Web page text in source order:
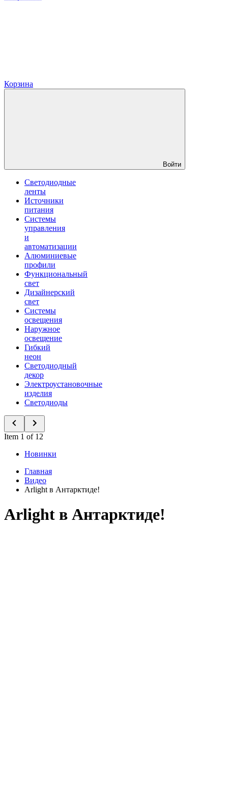
Корзина
Войти
Светодиодные
ленты
Источники
питания
Системы
управления
и
автоматизации
Алюминиевые
профили
Функциональный
свет
Дизайнерский
свет
Системы
освещения
Наружное
освещение
Гибкий
неон
Светодиодный
декор
Электроустановочные
изделия
Светодиоды
Item 1 of 12
Новинки
Главная
Видео
Arlight в Антарктиде!
Arlight в Антарктиде!